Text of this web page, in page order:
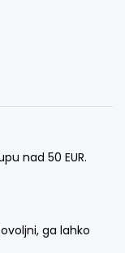
nad 50 EUR.
ga lahko